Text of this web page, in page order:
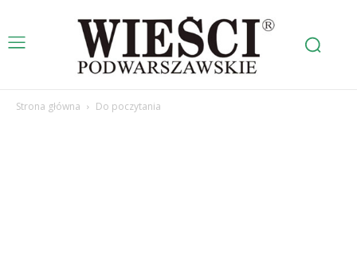
Strona główna Do poczytania